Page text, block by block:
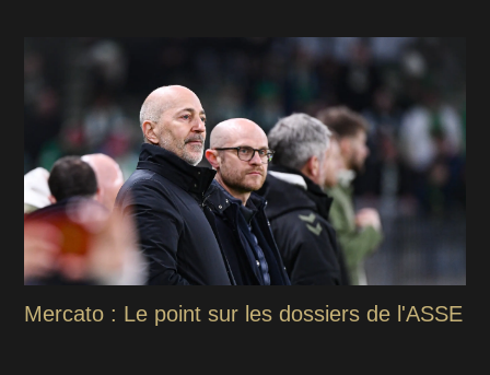
Mercato : Le point sur les dossiers de l'ASSE